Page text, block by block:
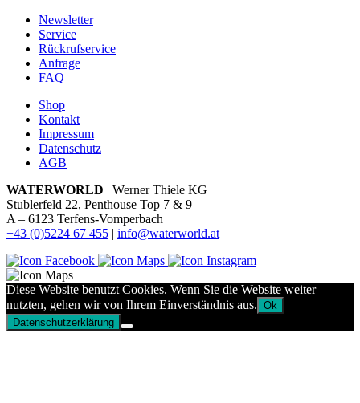
Newsletter
Service
Rückrufservice
Anfrage
FAQ
Shop
Kontakt
Impressum
Datenschutz
AGB
WATERWORLD | Werner Thiele KG
Stublerfeld 22, Penthouse Top 7 & 9
A – 6123 Terfens-Vomperbach
+43 (0)5224 67 455 | info@waterworld.at
Diese Website benutzt Cookies. Wenn Sie die Website weiter
nutzten, gehen wir von Ihrem Einverständnis aus. Ok
Datenschutzerklärung